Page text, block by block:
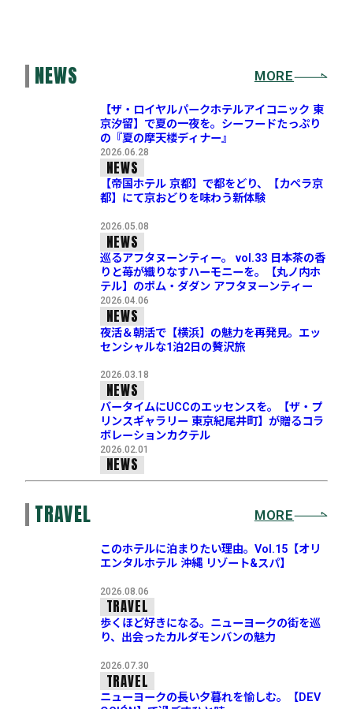
NEWS MORE
【ザ・ロイヤルパークホテルアイコニック 東
京汐留】で夏の一夜を。シーフードたっぷり
の『夏の摩天楼ディナー』
2026.06.28
NEWS
【帝国ホテル 京都】で都をどり、【カペラ京
都】にて京おどりを味わう新体験
2026.05.08
NEWS
巡るアフタヌーンティー。 vol.33 日本茶の香
りと苺が織りなすハーモニーを。【丸ノ内ホ
テル】のポム・ダダン アフタヌーンティー
2026.04.06
NEWS
夜活＆朝活で【横浜】の魅力を再発見。エッ
センシャルな1泊2日の贅沢旅
2026.03.18
NEWS
バータイムにUCCのエッセンスを。【ザ・プ
リンスギャラリー 東京紀尾井町】が贈るコラ
ボレーションカクテル
2026.02.01
NEWS
TRAVEL MORE
このホテルに泊まりたい理由。Vol.15【オリ
エンタルホテル 沖縄 リゾート&スパ】
2026.08.06
TRAVEL
歩くほど好きになる。ニューヨークの街を巡
り、出会ったカルダモンバンの魅力
2026.07.30
TRAVEL
ニューヨークの長い夕暮れを愉しむ。【DEV